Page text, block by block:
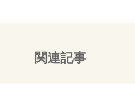
関連記事